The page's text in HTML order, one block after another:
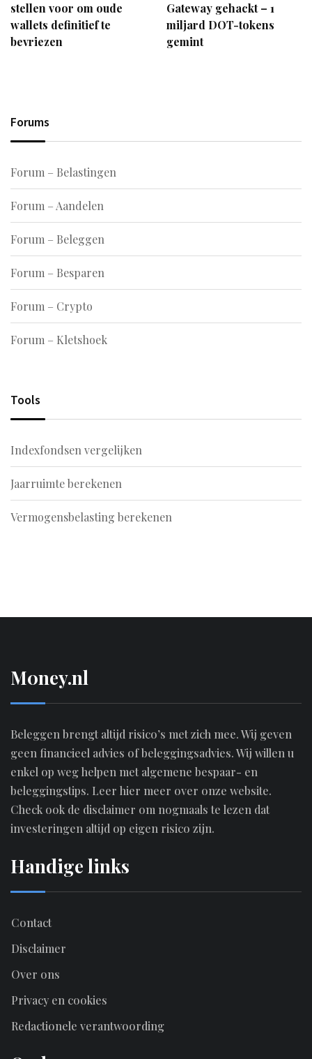
stellen voor om oude
wallets definitief te
bevriezen
Gateway gehackt – 1
miljard DOT-tokens
gemint
Forums
Forum – Belastingen
Forum – Aandelen
Forum – Beleggen
Forum – Besparen
Forum – Crypto
Forum – Kletshoek
Tools
Indexfondsen vergelijken
Jaarruimte berekenen
Vermogensbelasting berekenen
M0ney.nl
Beleggen brengt altijd risico’s met zich mee. Wij geven
geen financieel advies of beleggingsadvies. Wij willen u
enkel op weg helpen met algemene bespaar- en
beleggingstips. Leer hier meer over onze website.
Check ook de disclaimer om nogmaals te lezen dat
investeringen altijd op eigen risico zijn.
Handige links
Contact
Disclaimer
Over ons
Privacy en cookies
Redactionele verantwoording